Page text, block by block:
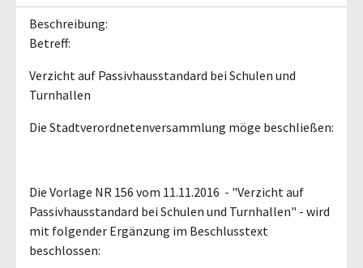
Beschreibung:
Betreff:
Verzicht auf Passivhausstandard bei Schulen und
Turnhallen
Die Stadtverordnetenversammlung möge beschließen:
Die Vorlage NR 156 vom 11.11.2016 - "Verzicht auf
Passivhausstandard bei Schulen und Turnhallen" - wird
mit folgender Ergänzung im Beschlusstext
beschlossen: